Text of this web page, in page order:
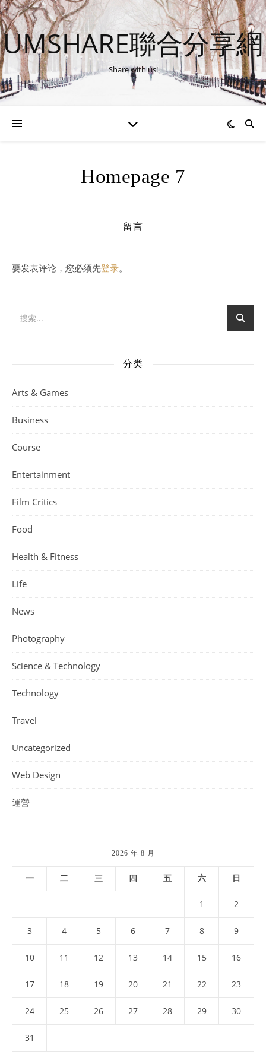
UMSHARE聯合分享網
Share with us!
Homepage 7
留言
要发表评论，您必须先登录。
分类
Arts & Games
Business
Course
Entertainment
Film Critics
Food
Health & Fitness
Life
News
Photography
Science & Technology
Technology
Travel
Uncategorized
Web Design
運營
2026 年 8 月
一 二 三 四 五 六 日
1 2
3 4 5 6 7 8 9
10 11 12 13 14 15 16
17 18 19 20 21 22 23
24 25 26 27 28 29 30
31